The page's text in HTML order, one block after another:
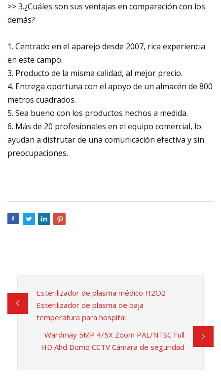
>> 3.¿Cuáles son sus ventajas en comparación con los
demás?
1. Centrado en el aparejo desde 2007, rica experiencia
en este campo.
3. Producto de la misma calidad, al mejor precio.
4. Entrega oportuna con el apoyo de un almacén de 800
metros cuadrados.
5. Sea bueno con los productos hechos a medida.
6. Más de 20 profesionales en el equipo comercial, lo
ayudan a disfrutar de una comunicación efectiva y sin
preocupaciones.
Esterilizador de plasma médico H2O2
Esterilizador de plasma de baja
temperatura para hospital
Wardmay 5MP 4/5X Zoom PAL/NTSC Full
HD Ahd Domo CCTV Cámara de seguridad